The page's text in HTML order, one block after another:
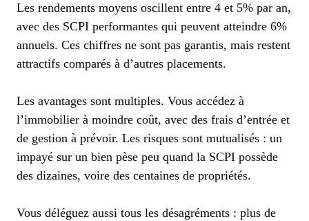
Les rendements moyens oscillent entre 4 et 5% par an,
avec des SCPI performantes qui peuvent atteindre 6%
annuels. Ces chiffres ne sont pas garantis, mais restent
attractifs comparés à d’autres placements.
Les avantages sont multiples. Vous accédez à
l’immobilier à moindre coût, avec des frais d’entrée et
de gestion à prévoir. Les risques sont mutualisés : un
impayé sur un bien pèse peu quand la SCPI possède
des dizaines, voire des centaines de propriétés.
Vous déléguez aussi tous les désagréments : plus de